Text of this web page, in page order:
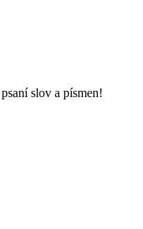
slov a písmen!